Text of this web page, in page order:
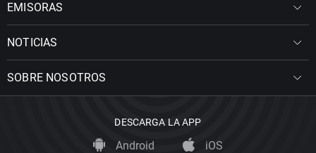
EMISORAS
NOTICIAS
SOBRE NOSOTROS
DESCARGA LA APP
Android iOS